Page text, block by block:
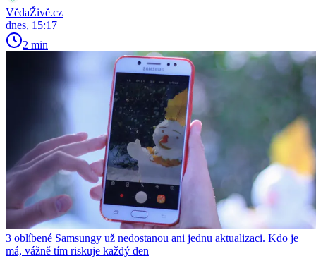
VědaŽivě.cz
dnes, 15:17
2 min
3 oblíbené Samsungy už nedostanou ani jednu aktualizaci. Kdo je
má, vážně tím riskuje každý den